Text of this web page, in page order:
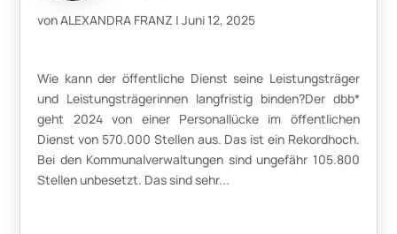
vonALEXANDRA FRANZ |Juni 12, 2025
Wie kann der öffentliche Dienst seine Leistungsträger
und Leistungsträgerinnen langfristig binden?Der dbb*
geht 2024 von einer Personallücke im öffentlichen
Dienst von 570.000 Stellen aus. Das ist ein Rekordhoch.
Bei den Kommunalverwaltungen sind ungefähr 105.800
Stellen unbesetzt. Das sind sehr...